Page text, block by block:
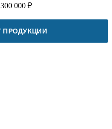
300 000 ₽
ПРОДУКЦИИ